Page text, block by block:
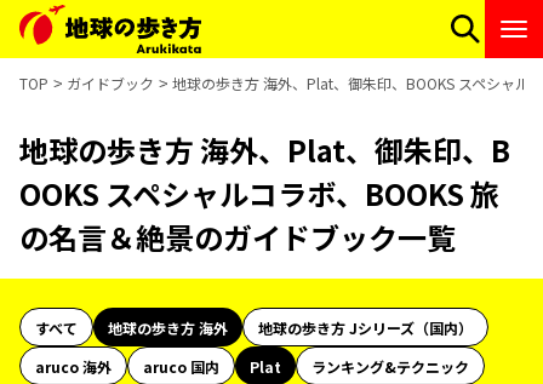
TOP ガイドブック 地球の歩き方 海外、Plat、御朱印、BOOKS スペシャル
地球の歩き方 海外、Plat、御朱印、B
OOKS スペシャルコラボ、BOOKS 旅
の名言＆絶景のガイドブック一覧
すべて 地球の歩き方 海外
地球の歩き方 Jシリーズ（国内）
aruco 海外
aruco 国内 Plat
ランキング&テクニック